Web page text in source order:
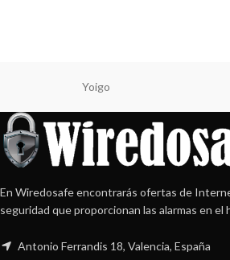
Yoigo
En Wiredosafe encontrarás ofertas de
seguridad que proporcionan las alarmas en el
Antonio Ferrandis 18, Valencia, España